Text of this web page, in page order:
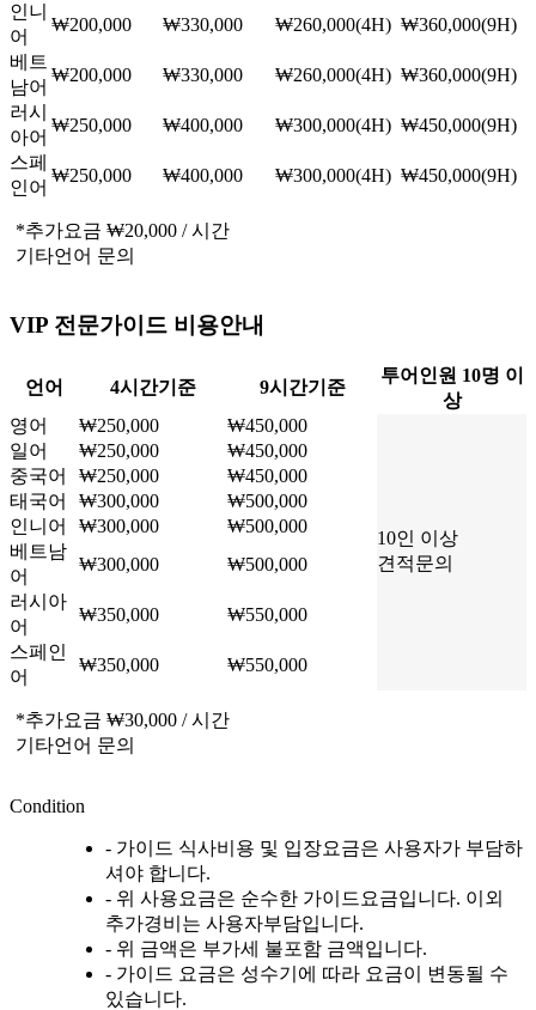
인니
어
₩200,000 ₩330,000
₩260,000(4H) ₩360,000(9H)
베트
남어
₩200,000 ₩330,000
₩260,000(4H) ₩360,000(9H)
러시
아어
₩250,000 ₩400,000
₩300,000(4H) ₩450,000(9H)
스페
인어
₩250,000 ₩400,000 ₩300,000(4H) ₩450,000(9H)
*추가요금 ₩20,000 / 시간
기타언어 문의
VIP 전문가이드 비용안내
언어 4시간기준 9시간기준
투어인원 10명 이
상
영어
₩250,000 ₩450,000
10인 이상
견적문의
일어 ₩250,000
₩450,000
중국어
₩250,000
₩450,000
태국어
₩300,000
₩500,000
인니어
₩300,000
₩500,000
베트남
어
₩300,000
₩500,000
러시아
어
₩350,000
₩550,000
스페인
어
₩350,000 ₩550,000
*추가요금 ₩30,000 / 시간
기타언어 문의
Condition
- 가이드 식사비용 및 입장요금은 사용자가 부담하
셔야 합니다.
- 위 사용요금은 순수한 가이드요금입니다. 이외
추가경비는 사용자부담입니다.
- 위 금액은 부가세 불포함 금액입니다.
- 가이드 요금은 성수기에 따라 요금이 변동될 수
있습니다.